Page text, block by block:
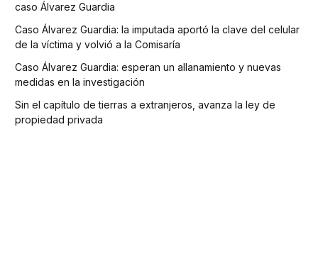
caso Álvarez Guardia
Caso Álvarez Guardia: la imputada aportó la clave del celular
de la víctima y volvió a la Comisaría
Caso Álvarez Guardia: esperan un allanamiento y nuevas
medidas en la investigación
Sin el capítulo de tierras a extranjeros, avanza la ley de
propiedad privada